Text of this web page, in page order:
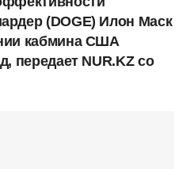
(DOGE) Илон Маск
кабмина США
передает NUR.KZ со